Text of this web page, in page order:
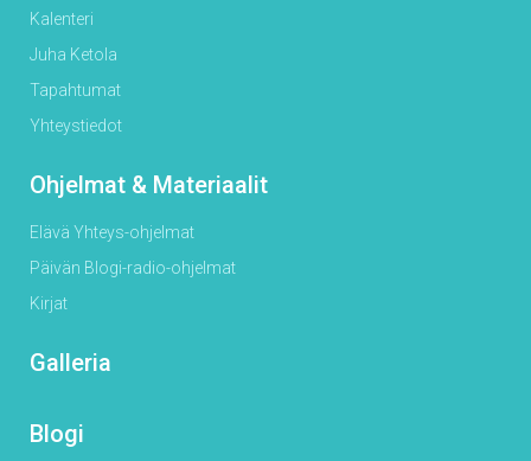
Kalenteri
Juha Ketola
Tapahtumat
Yhteystiedot
Ohjelmat & Materiaalit
Elävä Yhteys-ohjelmat
Päivän Blogi-radio-ohjelmat
Kirjat
Galleria
Blogi